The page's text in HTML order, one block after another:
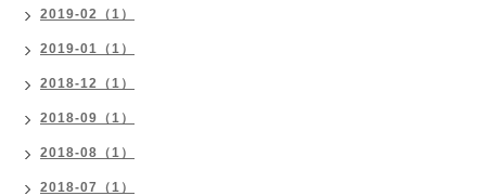
2019-02（1）
2019-01（1）
2018-12（1）
2018-09（1）
2018-08（1）
2018-07（1）